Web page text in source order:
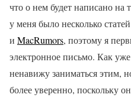
что о нем будет написано
у меня было несколько
и MacRumors, поэтому я
электронное письмо. Как
ненавижу заниматься этим,
более уверенно, поскольку